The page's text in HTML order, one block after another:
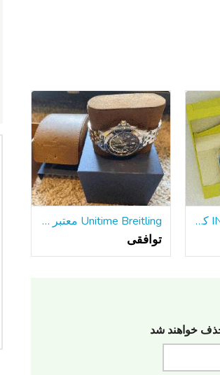
جدید INVICTA 21917 کوردوبا مردانه دیده بان آبی SS 50mm مورد تاریخ کوارتز Unitime Breitling معتبر با دستبند فولادی w / جعبه و مقالات
توافقی
حذف خواهند شد